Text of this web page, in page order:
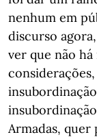
nenhum em
discurso
ver que não
Armadas, quer